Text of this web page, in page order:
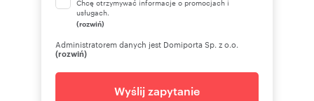
Chcę otrzymywać informacje o promocjach i
usługach.
(rozwiń)
Administratorem danych jest Domiporta Sp. z o.o.
(rozwiń)
Wyślij zapytanie